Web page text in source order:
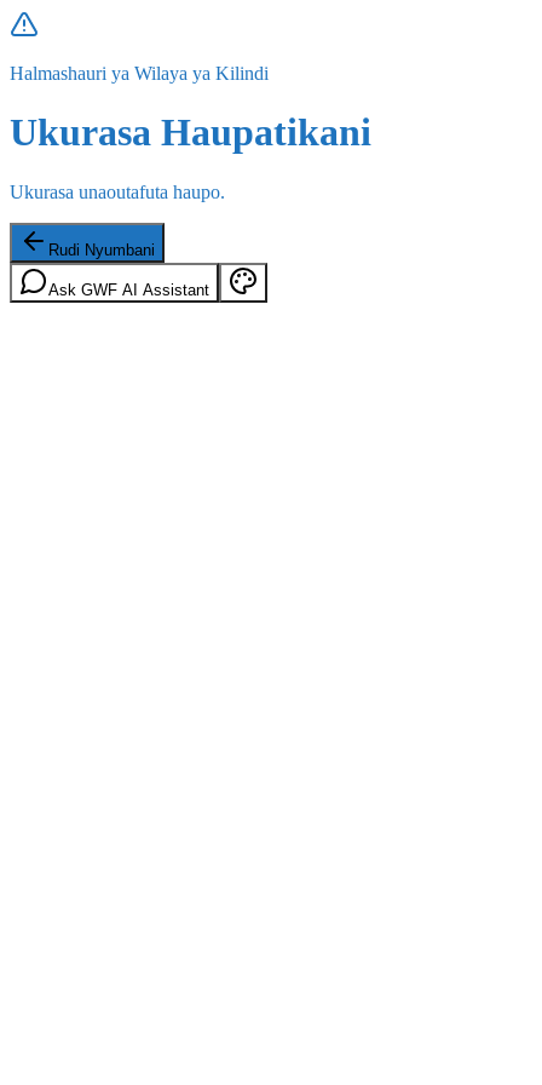
Halmashauri ya Wilaya ya Kilindi
Ukurasa Haupatikani
Ukurasa unaoutafuta haupo.
Rudi Nyumbani
Ask GWF AI Assistant